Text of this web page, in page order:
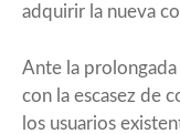
adquirir la nueva
Ante la
con la escasez de
los usuarios